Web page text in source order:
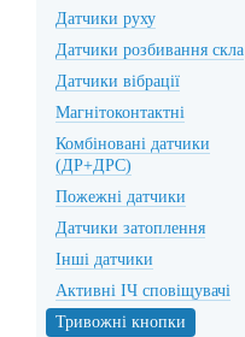
Датчики руху
Датчики розбивання скла
Датчики вібрації
Магнітоконтактні
Комбіновані датчики
(ДР+ДРС)
Пожежні датчики
Датчики затоплення
Інші датчики
Активні ІЧ сповіщувачі
Тривожні кнопки